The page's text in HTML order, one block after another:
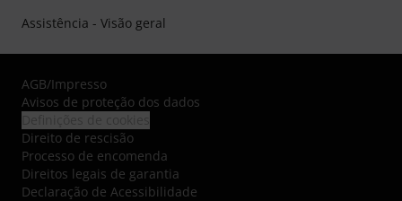
Assistência - Visão geral
AGB/Impresso
Avisos de proteção dos dados
Direito de rescisão
Processo de encomenda
Direitos legais de garantia
Declaração de Acessibilidade